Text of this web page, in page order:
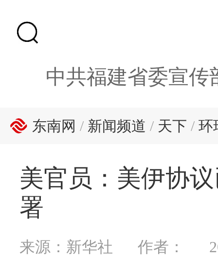
中共福建省委宣传
东南网 / 新闻频道 / 天下 / 环
美官员：美伊协
署
来源：新华社 作者：